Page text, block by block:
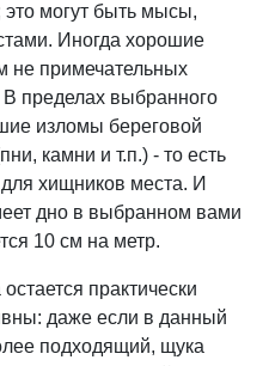
это могут быть мысы,
Иногда хорошие
не примечательных
В пределах выбранного
изломы береговой
камни и т.п.) - то есть
хищников места. И
дно в выбранном вами
10 см на метр.
практически
даже если в данный
подходящий, щука